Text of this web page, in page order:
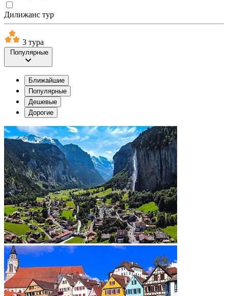
Дилижанс тур
3 тура
Популярные
Ближайшие
Популярные
Дешевые
Дорогие